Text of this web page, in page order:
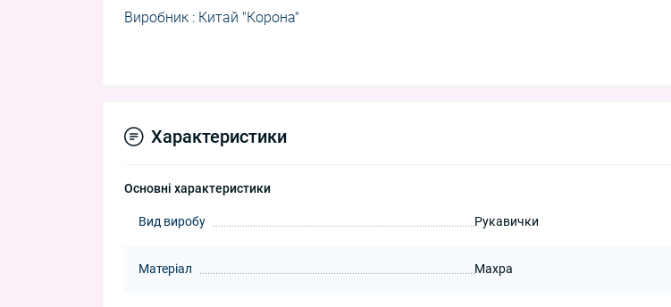
Виробник : Китай "Корона"
Характеристики
Основні характеристики
Вид виробу Рукавички
Матеріал Махра